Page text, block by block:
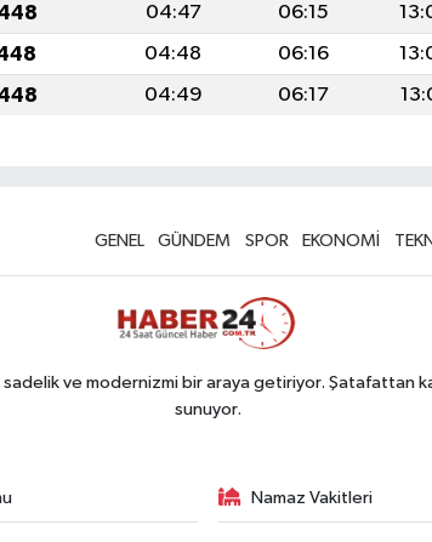
04:47 06:15
04:48 06:16
04:49 06:17
GENEL GÜNDEM SPOR EKONOMİ
ve modernizmi bir araya getiriyor. Şatafattan
sunuyor.
Namaz Vakitleri